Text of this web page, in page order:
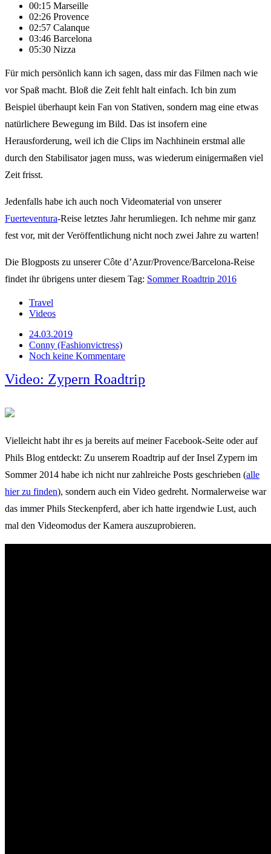
00:15 Marseille
02:26 Provence
02:57 Calanque
03:46 Barcelona
05:30 Nizza
Für mich persönlich kann ich sagen, dass mir das Filmen nach wie
vor Spaß macht. Bloß die Zeit fehlt halt einfach. Ich bin zum
Beispiel überhaupt kein Fan von Stativen, sondern mag eine etwas
natürlichere Bewegung im Bild. Das ist insofern eine
Herausforderung, weil ich die Clips im Nachhinein erstmal alle
durch den Stabilisator jagen muss, was wiederum einigermaßen viel
Zeit frisst.
Jedenfalls habe ich auch noch Videomaterial von unserer
Fuerteventura-Reise letztes Jahr herumliegen. Ich nehme mir ganz
fest vor, mit der Veröffentlichung nicht noch zwei Jahre zu warten!
Die Blogposts zu unserer Côte d’Azur/Provence/Barcelona-Reise
findet ihr übrigens unter diesem Tag: Sommer Roadtrip 2016
Travel
Videos
24.03.2019
Conny (Fashionvictress)
Noch keine Kommentare
Video: Zypern Roadtrip
Vielleicht habt ihr es ja bereits auf meiner Facebook-Seite oder auf
Phils Blog entdeckt: Zu unserem Roadtrip auf der Insel Zypern im
Sommer 2014 habe ich nicht nur zahlreiche Posts geschrieben (alle
hier zu finden), sondern auch ein Video gedreht. Normalerweise war
das immer Phils Steckenpferd, aber ich hatte irgendwie Lust, auch
mal den Videomodus der Kamera auszuprobieren.